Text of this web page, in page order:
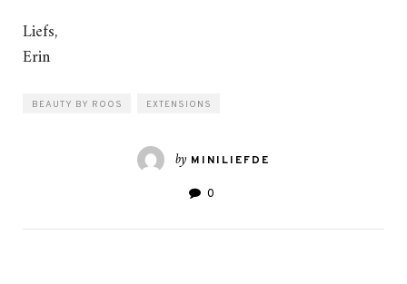
Liefs,
Erin
BEAUTY BY ROOS EXTENSIONS
by MINILIEFDE
0